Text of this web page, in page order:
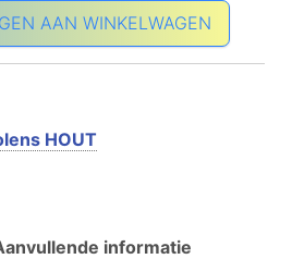
aantal
AAN WINKELWAGEN
HOUT
informatie